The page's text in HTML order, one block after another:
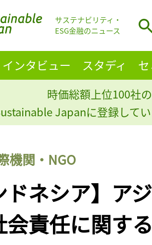
サステナビリティ・
ESG金融のニュース
インタビュー スタディ
時価総額上位100社
Japanに登録して
機関・NGO
ドネシア】ア
会責任に関す